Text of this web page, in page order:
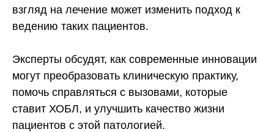
взгляд на лечение может изменить подход к
ведению таких пациентов.
Эксперты обсудят, как современные инновации
могут преобразовать клиническую практику,
помочь справляться с вызовами, которые
ставит ХОБЛ, и улучшить качество жизни
пациентов с этой патологией.